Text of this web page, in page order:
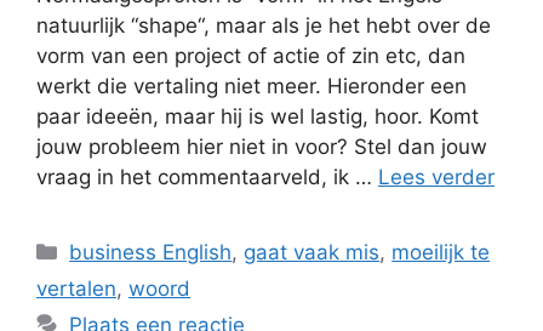
natuurlijk “shape“, maar als je het hebt over de
vorm van een project of actie of zin etc, dan
werkt die vertaling niet meer. Hieronder een
paar ideeën, maar hij is wel lastig, hoor. Komt
jouw probleem hier niet in voor? Stel dan jouw
vraag in het commentaarveld, ik … Lees verder
Categorieën
business English, gaat vaak mis, moeilijk te
vertalen, woord
Plaats een reactie